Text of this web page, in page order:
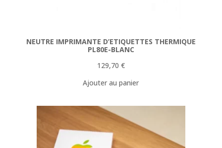
NEUTRE IMPRIMANTE D’ETIQUETTES THERMIQUE
PL80E-BLANC
129,70 €
Ajouter au panier